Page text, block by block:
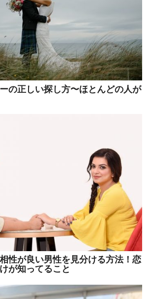
の正しい探し方〜ほとんどの人が
性が良い男性を見分ける方法！恋
が知ってること